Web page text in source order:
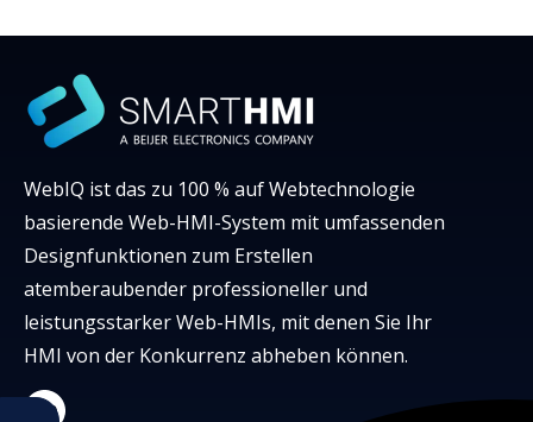
WebIQ ist das zu 100 % auf Webtechnologie
basierende Web-HMI-System mit umfassenden
Designfunktionen zum Erstellen
atemberaubender professioneller und
leistungsstarker Web-HMIs, mit denen Sie Ihr
HMI von der Konkurrenz abheben können.
LinkedIn